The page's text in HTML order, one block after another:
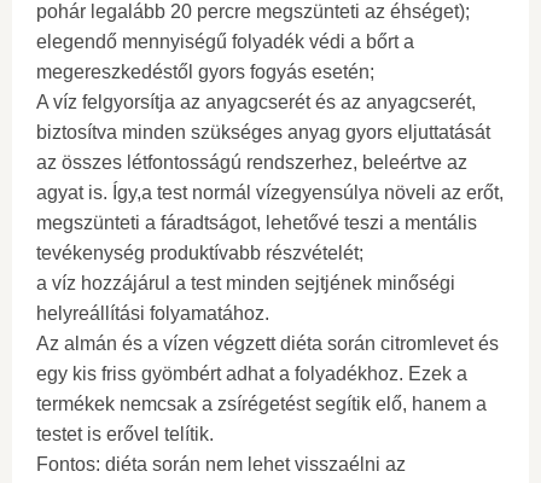
pohár legalább 20 percre megszünteti az éhséget);
elegendő mennyiségű folyadék védi a bőrt a
megereszkedéstől gyors fogyás esetén;
A víz felgyorsítja az anyagcserét és az anyagcserét,
biztosítva minden szükséges anyag gyors eljuttatását
az összes létfontosságú rendszerhez, beleértve az
agyat is. Így,a test normál vízegyensúlya növeli az erőt,
megszünteti a fáradtságot, lehetővé teszi a mentális
tevékenység produktívabb részvételét;
a víz hozzájárul a test minden sejtjének minőségi
helyreállítási folyamatához.
Az almán és a vízen végzett diéta során citromlevet és
egy kis friss gyömbért adhat a folyadékhoz. Ezek a
termékek nemcsak a zsírégetést segítik elő, hanem a
testet is erővel telítik.
Fontos: diéta során nem lehet visszaélni az